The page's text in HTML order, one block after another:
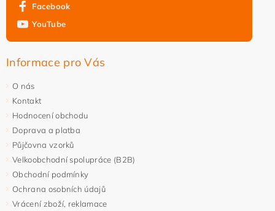
osobních údajů
Facebook
YouTube
Informace pro Vás
O nás
Kontakt
Hodnocení obchodu
Doprava a platba
Půjčovna vzorků
Velkoobchodní spolupráce (B2B)
Obchodní podmínky
Ochrana osobních údajů
Vrácení zboží, reklamace